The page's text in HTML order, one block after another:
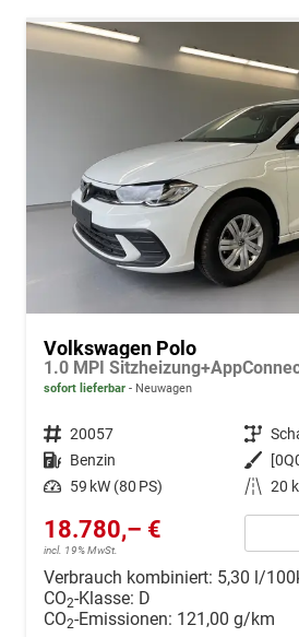
Volkswagen Polo
sofort lieferbar Neuwagen
Fahrzeugnr. 20057 Getriebe
Kraftstoff Benzin Außenfarbe
Leistung 59 kW (80 PS) Kilometerstand 20
18.780,– €
incl. 19% MwSt.
Verbrauch kombiniert: 5,30 l/
CO2-Klasse: D
CO2-Emissionen: 121,00 g/km